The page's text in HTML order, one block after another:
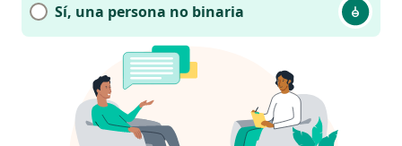
Sí, una persona no binaria